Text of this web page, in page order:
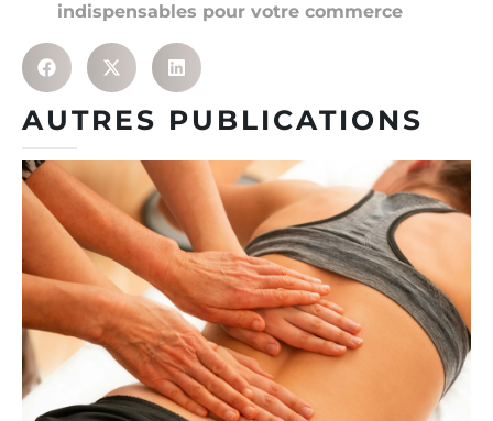
indispensables pour votre commerce
AUTRES PUBLICATIONS